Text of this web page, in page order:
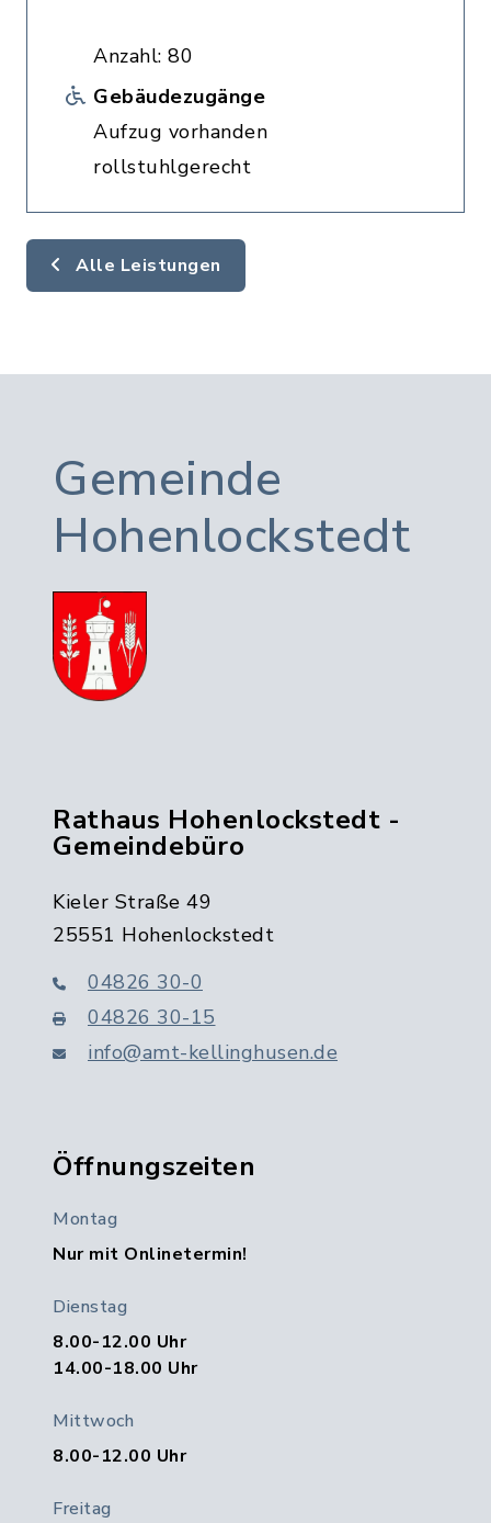
Anzahl: 80
Gebäudezugänge
Aufzug vorhanden
rollstuhlgerecht
Alle Leistungen
Gemeinde
Hohenlockstedt
Rathaus Hohenlockstedt -
Gemeindebüro
Kieler Straße 49
25551 Hohenlockstedt
04826 30-0
04826 30-15
info@amt-kellinghusen.de
Öffnungszeiten
Montag
Nur mit Onlinetermin!
Dienstag
8.00-12.00 Uhr
14.00-18.00 Uhr
Mittwoch
8.00-12.00 Uhr
Freitag